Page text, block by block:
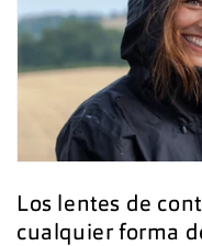
Los lentes de
cualquier forma